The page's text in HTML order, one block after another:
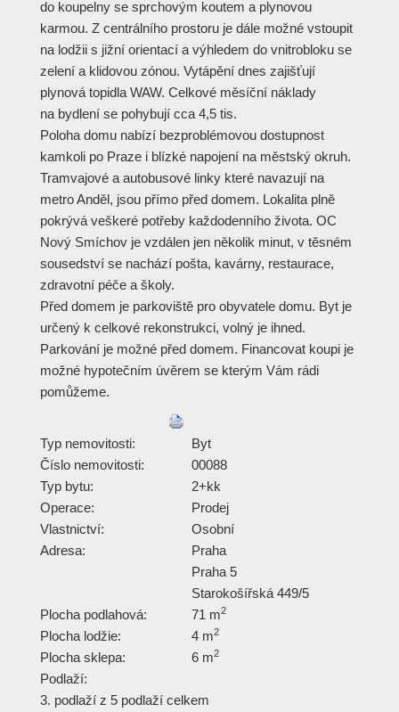
do koupelny se sprchovým koutem a plynovou
karmou. Z centrálního prostoru je dále možné vstoupit
na lodžii s jižní orientací a výhledem do vnitrobloku se
zelení a klidovou zónou. Vytápění dnes zajišťují
plynová topidla WAW. Celkové měsíční náklady
na bydlení se pohybují cca 4,5 tis.
Poloha domu nabízí bezproblémovou dostupnost
kamkoli po Praze i blízké napojení na městský okruh.
Tramvajové a autobusové linky které navazují na
metro Anděl, jsou přímo před domem. Lokalita plně
pokrývá veškeré potřeby každodenního života. OC
Nový Smíchov je vzdálen jen několik minut, v těsném
sousedství se nachází pošta, kavárny, restaurace,
zdravotní péče a školy.
Před domem je parkoviště pro obyvatele domu. Byt je
určený k celkové rekonstrukci, volný je ihned.
Parkování je možné před domem. Financovat koupi je
možné hypotečním úvěrem se kterým Vám rádi
pomůžeme.
Typ nemovitosti:
Byt
Číslo nemovitosti:
00088
Typ bytu:
2+kk
Operace:
Prodej
Vlastnictví:
Osobní
Adresa:
Praha
Praha 5
Starokošířská 449/5
Plocha podlahová:
71 m2
Plocha lodžie: 4 m2
Plocha sklepa: 6 m2
Podlaží:
3. podlaží z 5 podlaží celkem